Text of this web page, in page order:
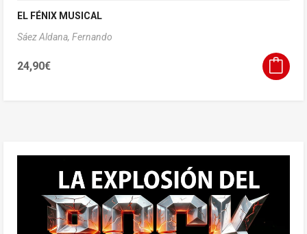
EL FÉNIX MUSICAL
Sáez Aldana, Fernando
24,90€